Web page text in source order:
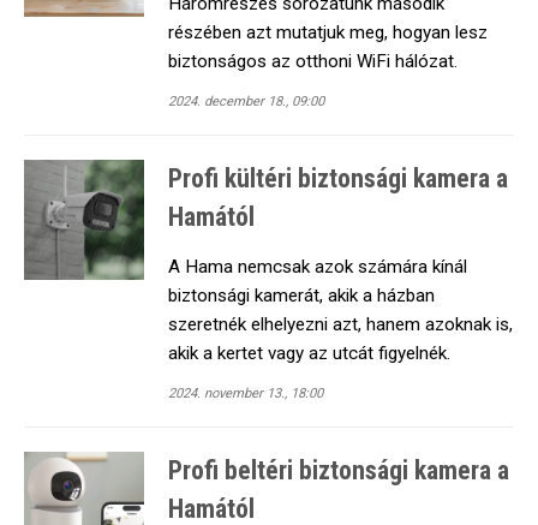
részében azt mutatjuk meg, hogyan lesz
biztonságos az otthoni WiFi hálózat.
2024. december 18., 09:00
Profi kültéri biztonsági kamera a
Hamától
A Hama nemcsak azok számára kínál
biztonsági kamerát, akik a házban
szeretnék elhelyezni azt, hanem azoknak is,
akik a kertet vagy az utcát figyelnék.
2024. november 13., 18:00
Profi beltéri biztonsági kamera a
Hamától